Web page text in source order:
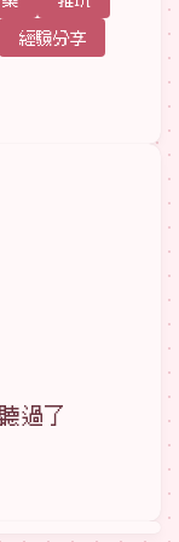
經驗分享
過了